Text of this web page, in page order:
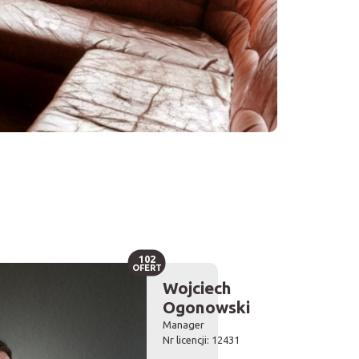
Wojciech
Ogonowski
Manager
Nr licencji: 12431
102
OFERT